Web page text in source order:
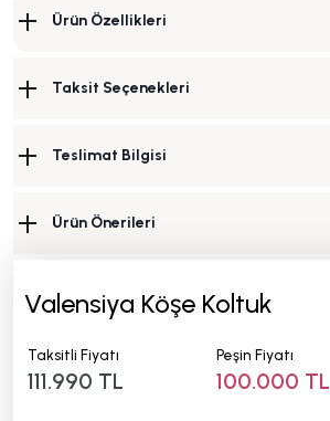
Ürün Özellikleri
Taksit Seçenekleri
Teslimat Bilgisi
Ürün Önerileri
Valensiya Köşe Koltuk
Taksitli Fiyatı
111.990 TL
Peşin Fiyatı
100.000 TL